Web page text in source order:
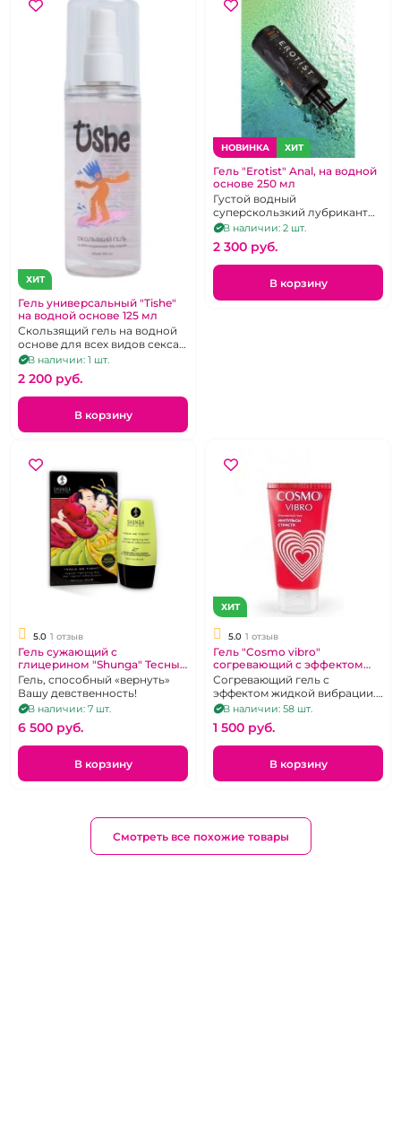
ХИТ
Гель универсальный "Tishe"
на водной основе 125 мл
Скользящий гель на водной
основе для всех видов секса.
Объем 125 мл
В наличии: 1 шт.
2 200 pуб.
В корзину
НОВИНКА ХИТ
Гель "Erotist" Anal, на водной
основе 250 мл
Густой водный
суперскользкий лубрикант
для анального удовольствия
в увеличенном объеме
В наличии: 2 шт.
2 300 pуб.
В корзину
5.0 1 отзыв
Гель сужающий с
глицерином "Shunga" Тесный
контакт 30 мл
Гель, способный «вернуть»
Вашу девственность!
В наличии: 7 шт.
6 500 pуб.
В корзину
ХИТ
5.0 1 отзыв
Гель "Cosmo vibro"
согревающий с эффектом
вибрации, 25 мл
Согревающий гель с
эффектом жидкой вибрации.
25 мл.
В наличии: 58 шт.
1 500 pуб.
В корзину
Смотреть все похожие товары